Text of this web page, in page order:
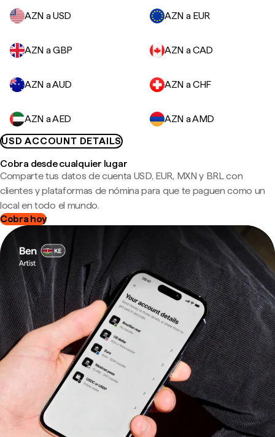
AZN a USD
AZN a EUR
AZN a GBP AZN a CAD
AZN a AUD AZN a CHF
AZN a AED
AZN a AMD
USD ACCOUNT DETAILS
Cobra desde cualquier lugar
Comparte tus datos de cuenta USD, EUR, MXN y BRL con
clientes y plataformas de nómina para que te paguen como un
local en todo el mundo.
Cobra hoy